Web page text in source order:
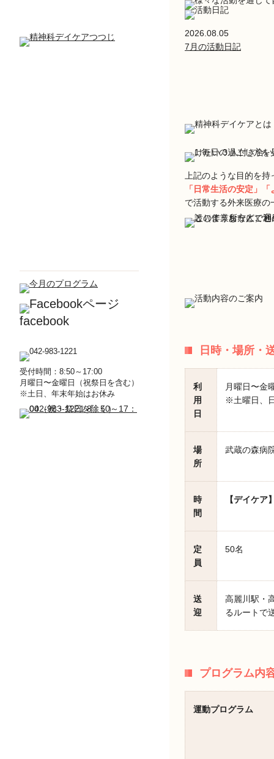
facebook
受付時間：8:50～17:00
月曜日〜金曜日（祝祭日を含む）
※土日、年末年始はお休み
2026.08.05
7月の活動日記
上記のような目的を持
「日常生活の安定」
で活動する外来医療の
日時・場所・
利
用
日
月曜日〜金
※土曜日、
場
所
武蔵の森病
時
間
【デイケア
定
員
50名
送
迎
高麗川駅・
るルートで
プログラム内
運動プログラム